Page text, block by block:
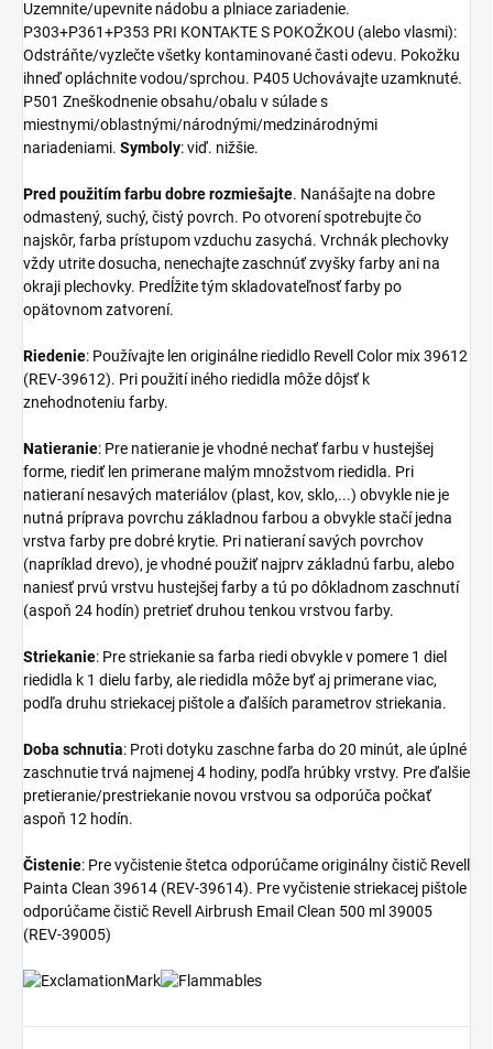
Uzemnite/upevnite nádobu a plniace zariadenie.
P303+P361+P353 PRI KONTAKTE S POKOŽKOU (alebo vlasmi):
Odstráňte/vyzlečte všetky kontaminované časti odevu. Pokožku
ihneď opláchnite vodou/sprchou. P405 Uchovávajte uzamknuté.
P501 Zneškodnenie obsahu/obalu v súlade s
miestnymi/oblastnými/národnými/medzinárodnými
nariadeniami. Symboly: viď. nižšie.
Pred použitím farbu dobre rozmiešajte. Nanášajte na dobre
odmastený, suchý, čistý povrch. Po otvorení spotrebujte čo
najskôr, farba prístupom vzduchu zasychá. Vrchnák plechovky
vždy utrite dosucha, nenechajte zaschnúť zvyšky farby ani na
okraji plechovky. Predĺžite tým skladovateľnosť farby po
opätovnom zatvorení.
Riedenie: Používajte len originálne riedidlo Revell Color mix 39612
(REV-39612). Pri použití iného riedidla môže dôjsť k
znehodnoteniu farby.
Natieranie: Pre natieranie je vhodné nechať farbu v hustejšej
forme, riediť len primerane malým množstvom riedidla. Pri
natieraní nesavých materiálov (plast, kov, sklo,...) obvykle nie je
nutná príprava povrchu základnou farbou a obvykle stačí jedna
vrstva farby pre dobré krytie. Pri natieraní savých povrchov
(napríklad drevo), je vhodné použiť najprv základnú farbu, alebo
naniesť prvú vrstvu hustejšej farby a tú po dôkladnom zaschnutí
(aspoň 24 hodín) pretrieť druhou tenkou vrstvou farby.
Striekanie: Pre striekanie sa farba riedi obvykle v pomere 1 diel
riedidla k 1 dielu farby, ale riedidla môže byť aj primerane viac,
podľa druhu striekacej pištole a ďalších parametrov striekania.
Doba schnutia: Proti dotyku zaschne farba do 20 minút, ale úplné
zaschnutie trvá najmenej 4 hodiny, podľa hrúbky vrstvy. Pre ďalšie
pretieranie/prestriekanie novou vrstvou sa odporúča počkať
aspoň 12 hodín.
Čistenie: Pre vyčistenie štetca odporúčame originálny čistič Revell
Painta Clean 39614 (REV-39614). Pre vyčistenie striekacej pištole
odporúčame čistič Revell Airbrush Email Clean 500 ml 39005
(REV-39005)